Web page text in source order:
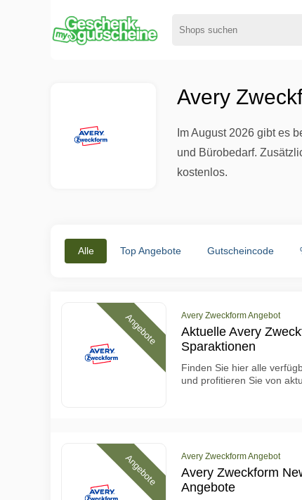
Avery
Im August 2026 gibt es
und Bürobedarf.
kostenlos.
Alle Top Angebote Gutscheincode
Angebote Avery Zweckform Angebot
Aktuelle Avery
Sparaktionen
Finden Sie hier alle
und profitieren Sie von
Angebote Avery Zweckform Angebot
Avery Zweckform
Angebote